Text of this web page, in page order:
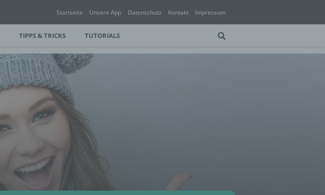
Startseite Unsere App Datenschutz Kontakt Impressum
TIPPS & TRICKS TUTORIALS